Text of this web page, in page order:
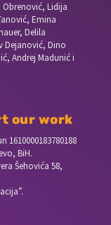
Lidija
Emina
Delila
Dejanović, Dino
Andrej Madunić i
our work
1610000183780188
BiH.
Šehovića 58,